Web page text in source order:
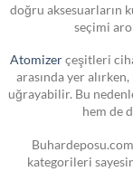
doğru aksesuarların
seçimi
Atomizerçeşitleri
arasında yer
uğrayabilir. Bu
hem de
kategorileri